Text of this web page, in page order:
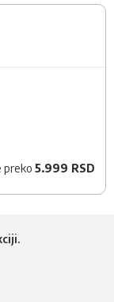
preko 5.999 RSD